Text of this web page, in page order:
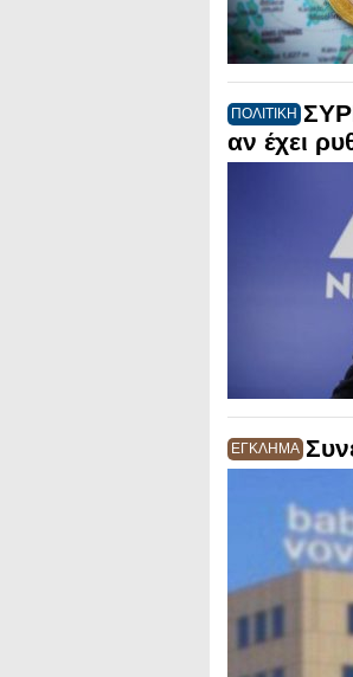
ΠΟΛΙΤΙΚΗ
αν έχει
ΕΓΚΛΗΜΑ